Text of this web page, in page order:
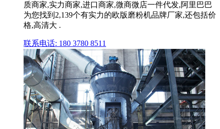
质商家,实力商家,进口商家,微商微店一件代发,阿里巴巴
为您找到2,139个有实力的欧版磨粉机品牌厂家,还包括价
格,高清大 .
联系电话: 180 3780 8511